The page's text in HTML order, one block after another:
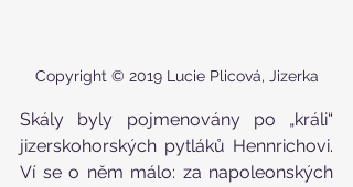
Copyright © 2019 Lucie Plicová, Jizerka
Skály byly pojmenovány po „králi“
jizerskohorských pytláků Hennrichovi.
Ví se o něm málo: za napoleonských